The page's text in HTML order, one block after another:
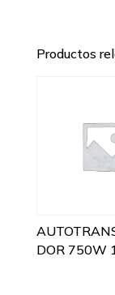
Productos
DOR 750W